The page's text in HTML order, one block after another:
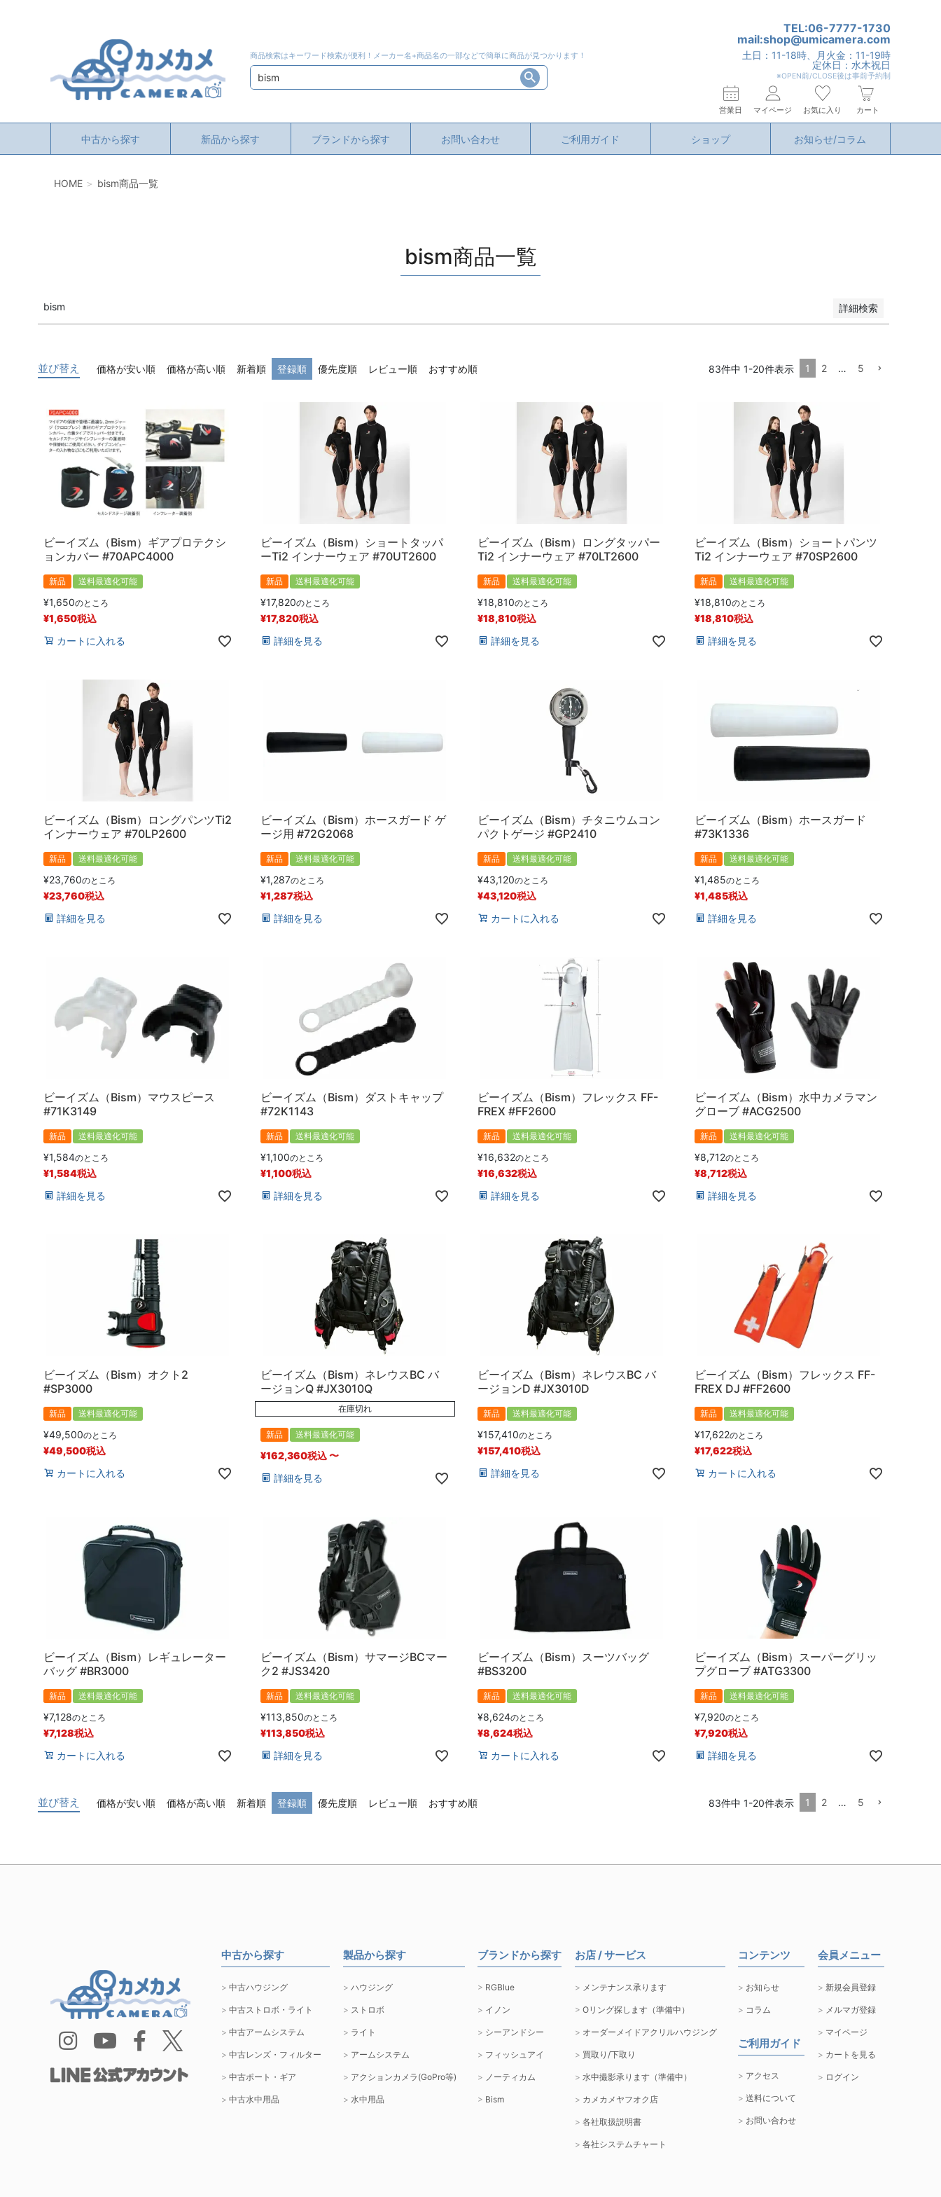
商品検索はキーワード検索が便利！メーカー名+商品名の一部などで簡単に商品が見つかります！
検索
TEL:06-7777-1730
mail:shop@umicamera.com
土日：11-18時、月火金：11-19時
定休日：水木祝日
※OPEN前/CLOSE後は事前予約制
営業日 マイページ お気に入り カート
中古から探す 新品から探す ブランドから探す お問い合わせ ご利用ガイド ショップ お知らせ/コラム
HOME bism商品一覧
bism商品一覧
bism 詳細検索
商品タグ
新品
中古
商品番号/JANコード
予約商品のみを表示
登録順 価格が安い順
レビュー順
検索
並び替え 価格が安い順 価格が高い順 新着順 登録順 優先度順 レビュー順 おすすめ順 83件中 1-20件表示 1 2 … 5
ビーイズム（Bism）ギアプロテクシ
ョンカバー #70APC4000
新品 送料最適化可能
¥1,650のところ
¥1,650税込
カートに入れる
ビーイズム（Bism）ショートタッパ
ーTi2 インナーウェア #70UT2600
新品 送料最適化可能
¥17,820のところ
¥17,820税込
詳細を見る
ビーイズム（Bism）ロングタッパー
Ti2 インナーウェア #70LT2600
新品 送料最適化可能
¥18,810のところ
¥18,810税込
詳細を見る
ビーイズム（Bism）ショートパンツ
Ti2 インナーウェア #70SP2600
新品 送料最適化可能
¥18,810のところ
¥18,810税込
詳細を見る
ビーイズム（Bism）ロングパンツTi2
インナーウェア #70LP2600
新品 送料最適化可能
¥23,760のところ
¥23,760税込
詳細を見る
ビーイズム（Bism）ホースガード ゲ
ージ用 #72G2068
新品 送料最適化可能
¥1,287のところ
¥1,287税込
詳細を見る
ビーイズム（Bism）チタニウムコン
パクトゲージ #GP2410
新品 送料最適化可能
¥43,120のところ
¥43,120税込
カートに入れる
ビーイズム（Bism）ホースガード
#73K1336
新品 送料最適化可能
¥1,485のところ
¥1,485税込
詳細を見る
ビーイズム（Bism）マウスピース
#71K3149
新品 送料最適化可能
¥1,584のところ
¥1,584税込
詳細を見る
ビーイズム（Bism）ダストキャップ
#72K1143
新品 送料最適化可能
¥1,100のところ
¥1,100税込
詳細を見る
ビーイズム（Bism）フレックス FF-
FREX #FF2600
新品 送料最適化可能
¥16,632のところ
¥16,632税込
詳細を見る
ビーイズム（Bism）水中カメラマン
グローブ #ACG2500
新品 送料最適化可能
¥8,712のところ
¥8,712税込
詳細を見る
ビーイズム（Bism）オクト2
#SP3000
新品 送料最適化可能
¥49,500のところ
¥49,500税込
カートに入れる
ビーイズム（Bism）ネレウスBC バ
ージョンQ #JX3010Q
在庫切れ
新品 送料最適化可能
¥162,360税込 〜
詳細を見る
ビーイズム（Bism）ネレウスBC バ
ージョンD #JX3010D
新品 送料最適化可能
¥157,410のところ
¥157,410税込
詳細を見る
ビーイズム（Bism）フレックス FF-
FREX DJ #FF2600
新品 送料最適化可能
¥17,622のところ
¥17,622税込
カートに入れる
ビーイズム（Bism）レギュレーター
バッグ #BR3000
新品 送料最適化可能
¥7,128のところ
¥7,128税込
カートに入れる
ビーイズム（Bism）サマージBCマー
ク2 #JS3420
新品 送料最適化可能
¥113,850のところ
¥113,850税込
詳細を見る
ビーイズム（Bism）スーツバッグ
#BS3200
新品 送料最適化可能
¥8,624のところ
¥8,624税込
カートに入れる
ビーイズム（Bism）スーパーグリッ
プグローブ #ATG3300
新品 送料最適化可能
¥7,920のところ
¥7,920税込
詳細を見る
並び替え 価格が安い順 価格が高い順 新着順 登録順 優先度順 レビュー順 おすすめ順 83件中 1-20件表示 1 2 … 5
中古から探す
中古ハウジング
中古ストロボ・ライト
中古アームシステム
中古レンズ・フィルター
中古ポート・ギア
中古水中用品
製品から探す
ハウジング
ストロボ
ライト
アームシステム
アクションカメラ(GoPro等)
水中用品
ブランドから探す
RGBlue
イノン
シーアンドシー
フィッシュアイ
ノーティカム
Bism
お店 / サービス
メンテナンス承ります
Oリング探します（準備中）
オーダーメイドアクリルハウジング
買取り/下取り
水中撮影承ります（準備中）
カメカメヤフオク店
各社取扱説明書
各社システムチャート
コンテンツ
お知らせ
コラム
ご利用ガイド
アクセス
送料について
お問い合わせ
会員メニュー
新規会員登録
メルマガ登録
マイページ
カートを見る
ログイン